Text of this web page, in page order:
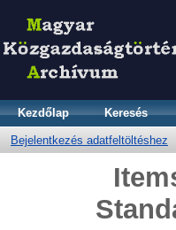
Kezdőlap Keresés
Bejelentkezés adatfeltöltéshez